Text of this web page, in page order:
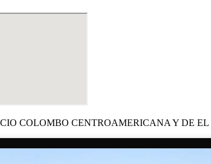
COLOMBO CENTROAMERICANA Y DE EL